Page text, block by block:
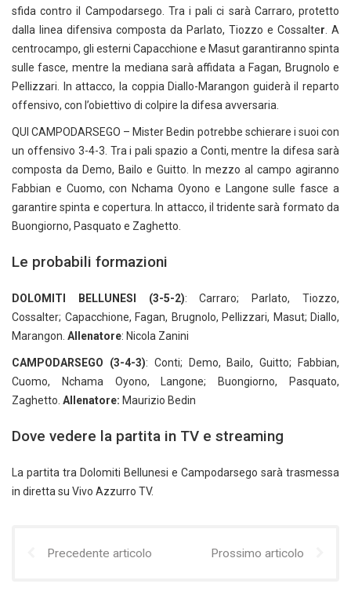
sfida contro il Campodarsego. Tra i pali ci sarà Carraro, protetto
dalla linea difensiva composta da Parlato, Tiozzo e Cossalter. A
centrocampo, gli esterni Capacchione e Masut garantiranno spinta
sulle fasce, mentre la mediana sarà affidata a Fagan, Brugnolo e
Pellizzari. In attacco, la coppia Diallo-Marangon guiderà il reparto
offensivo, con l’obiettivo di colpire la difesa avversaria.
QUI CAMPODARSEGO – Mister Bedin potrebbe schierare i suoi con
un offensivo 3-4-3. Tra i pali spazio a Conti, mentre la difesa sarà
composta da Demo, Bailo e Guitto. In mezzo al campo agiranno
Fabbian e Cuomo, con Nchama Oyono e Langone sulle fasce a
garantire spinta e copertura. In attacco, il tridente sarà formato da
Buongiorno, Pasquato e Zaghetto.
Le probabili formazioni
DOLOMITI BELLUNESI (3-5-2): Carraro; Parlato, Tiozzo,
Cossalter; Capacchione, Fagan, Brugnolo, Pellizzari, Masut; Diallo,
Marangon. Allenatore: Nicola Zanini
CAMPODARSEGO (3-4-3): Conti; Demo, Bailo, Guitto; Fabbian,
Cuomo, Nchama Oyono, Langone; Buongiorno, Pasquato,
Zaghetto. Allenatore: Maurizio Bedin
Dove vedere la partita in TV e streaming
La partita tra Dolomiti Bellunesi e Campodarsego sarà trasmessa
in diretta su Vivo Azzurro TV.
Precedente articolo Prossimo articolo